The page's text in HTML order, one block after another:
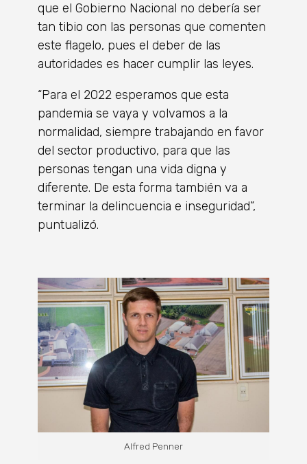
que el Gobierno Nacional no debería ser
tan tibio con las personas que comenten
este flagelo, pues el deber de las
autoridades es hacer cumplir las leyes.
“Para el 2022 esperamos que esta
pandemia se vaya y volvamos a la
normalidad, siempre trabajando en favor
del sector productivo, para que las
personas tengan una vida digna y
diferente. De esta forma también va a
terminar la delincuencia e inseguridad”,
puntualizó.
Alfred Penner